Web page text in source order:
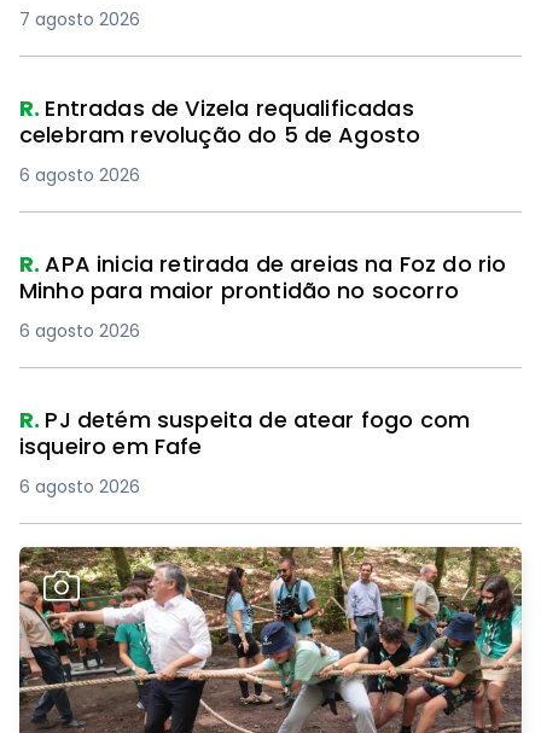
7 agosto 2026
R. Entradas de Vizela requalificadas
celebram revolução do 5 de Agosto
6 agosto 2026
R.APA inicia retirada de areias na Foz do rio
Minho para maior prontidão no socorro
6 agosto 2026
R. PJ detém suspeita de atear fogo com
isqueiro em Fafe
6 agosto 2026